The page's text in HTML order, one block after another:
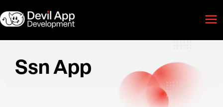
al
contenuto
Ssn App